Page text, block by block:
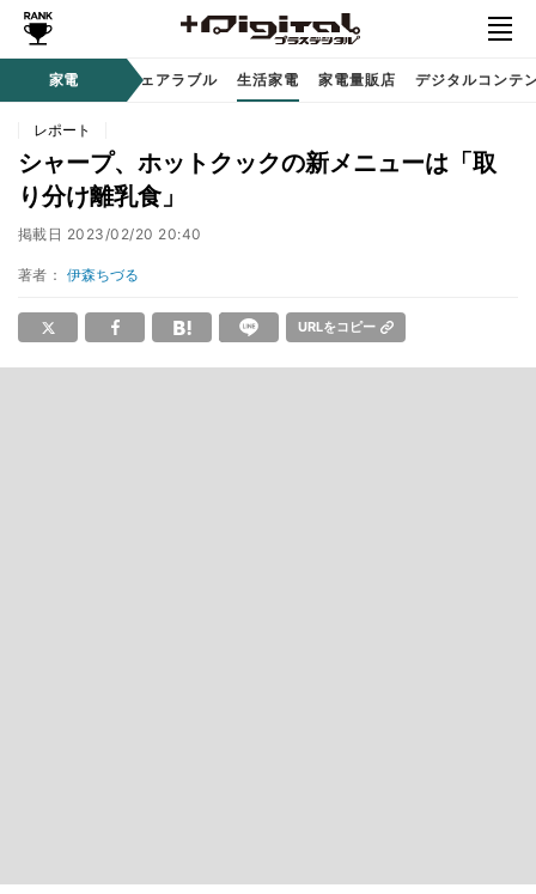
家電
ディオ 時計 / ウェアラブル 生活家電 家電量販店 デジタルコンテ
レポート
シャープ、ホットクックの新メニューは「取
り分け離乳食」
掲載日 2023/02/20 20:40
著者： 伊森ちづる
URLをコピー